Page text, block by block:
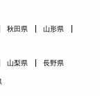
秋田県
山形県
山梨県 長野県